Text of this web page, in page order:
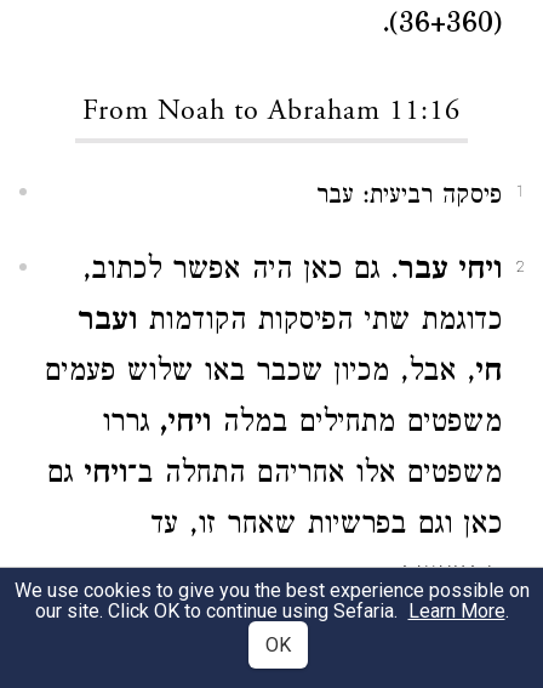
(36+360).
From Noah to Abraham 11:16
1 פיסקה רביעית: עבר
2 ויחי עבר. גם כאן היה אפשר לכתוב,
כדוגמת שתי הפיסקות הקודמות ועבר
חי, אבל, מכיון שכבר באו שלוש פעמים
משפטים מתחילים במלה ויחי, גררו
משפטים אלו אחריהם התחלה ב־ויחי גם
כאן וגם בפרשיות שאחר זו, עד
התשיעית.
ארבע ושלשים שנה
We use cookies to give you the best experience possible on
our site. Click OK to continue using Sefaria. Learn More.
OK